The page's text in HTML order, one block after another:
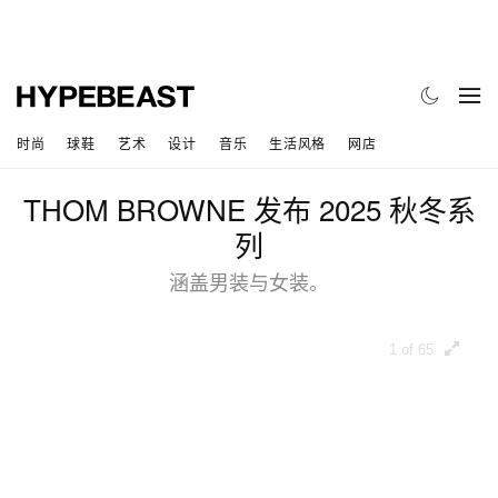
时尚 球鞋 艺术 设计 音乐 生活风格 网店
THOM BROWNE 发布 2025 秋冬系
列
涵盖男装与女装。
1 of 65